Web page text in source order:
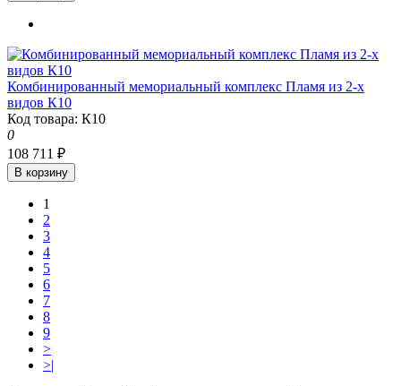
Комбинированный мемориальный комплекс Пламя из 2-х
видов К10
Код товара: К10
0
108 711 ₽
В корзину
1
2
3
4
5
6
7
8
9
>
>|